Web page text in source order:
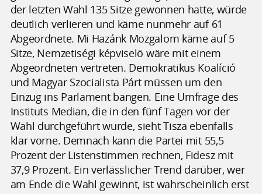
der letzten Wahl 135 Sitze gewonnen hatte, würde
deutlich verlieren und käme nunmehr auf 61
Abgeordnete. Mi Hazánk Mozgalom käme auf 5
Sitze, Nemzetiségi képviselö wäre mit einem
Abgeordneten vertreten. Demokratikus Koalíció
und Magyar Szocialista Párt müssen um den
Einzug ins Parlament bangen. Eine Umfrage des
Instituts Median, die in den fünf Tagen vor der
Wahl durchgeführt wurde, sieht Tisza ebenfalls
klar vorne. Demnach kann die Partei mit 55,5
Prozent der Listenstimmen rechnen, Fidesz mit
37,9 Prozent. Ein verlässlicher Trend darüber, wer
am Ende die Wahl gewinnt, ist wahrscheinlich erst